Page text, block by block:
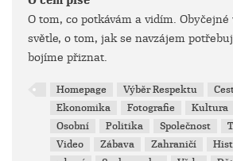
O tom, co potkávám a vidím.
světle, o tom, jak se navzájem
bojíme přiznat.
Homepage Výběr Respektu
Ekonomika
Fotografie Kultura
Osobní
Politika Společnost
Video
Zábava Zahraničí